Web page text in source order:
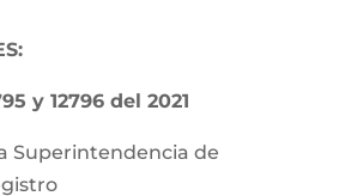
y 12796 del 2021
Superintendencia de